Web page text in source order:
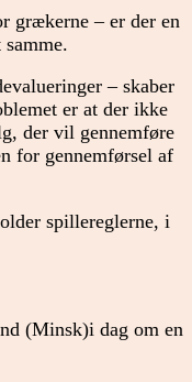
grækerne – er der en
– skaber
er at der ikke
der vil gennemføre
for gennemførsel af
spillereglerne, i
(Minsk)i dag om en